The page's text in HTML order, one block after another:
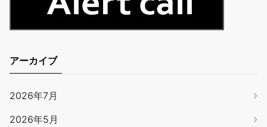
アーカイブ
2026年7月
2026年5月